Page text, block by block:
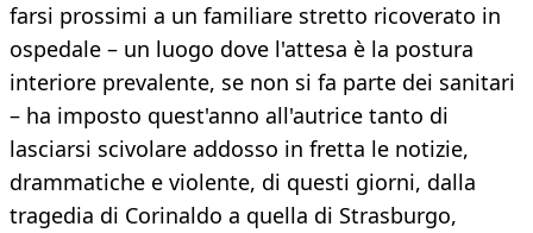
farsi prossimi a un familiare stretto ricoverato in
ospedale – un luogo dove l'attesa è la postura
interiore prevalente, se non si fa parte dei sanitari
– ha imposto quest'anno all'autrice tanto di
lasciarsi scivolare addosso in fretta le notizie,
drammatiche e violente, di questi giorni, dalla
tragedia di Corinaldo a quella di Strasburgo,